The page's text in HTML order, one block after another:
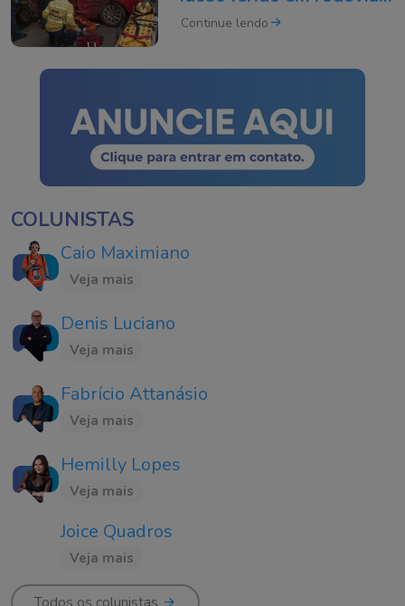
de SC
Continue lendo
COLUNISTAS
Caio Maximiano
Veja mais
Denis Luciano
Veja mais
Fabrício Attanásio
Veja mais
Hemilly Lopes
Veja mais
Joice Quadros
Veja mais